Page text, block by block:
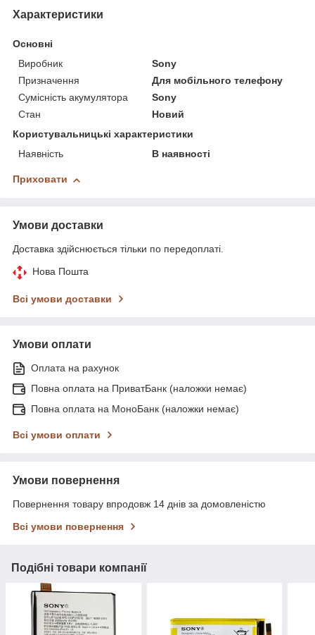
Характеристики
Основні
Виробник
Sony
Призначення
Для мобільного телефону
Сумісність акумулятора
Sony
Стан
Новий
Користувальницькі характеристики
Наявність
В наявності
Приховати
Умови доставки
Доставка здійснюється тільки по передоплаті.
Нова Пошта
Всі умови доставки
Умови оплати
Оплата на рахунок
Повна оплата на ПриватБанк (наложки немає)
Повна оплата на МоноБанк (наложки немає)
Всі умови оплати
Умови повернення
Повернення товару впродовж 14 днів за домовленістю
Всі умови повернення
Подібні товари компанії